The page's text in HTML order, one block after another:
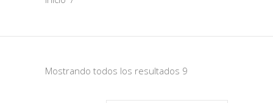
Mostrando todos los resultados 9